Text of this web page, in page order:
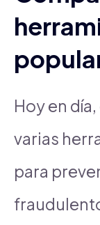
Hoy en
varias
para